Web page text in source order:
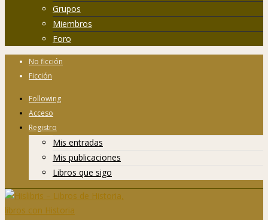
Grupos
Miembros
Foro
No ficción
Ficción
Following
Acceso
Registro
Mis entradas
Mis publicaciones
Libros que sigo